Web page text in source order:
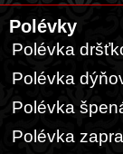
Polévky
Polévka
Polévka
Polévka
Polévka